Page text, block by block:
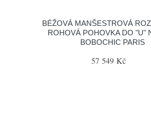
BÉŽOVÁ MANŠESTROVÁ
ROHOVÁ POHOVKA DO "U"
BOBOCHIC PARIS
57 549 Kč